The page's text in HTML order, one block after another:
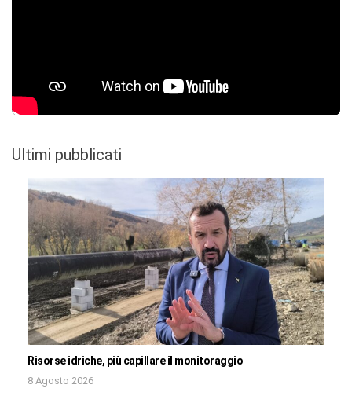
Ultimi pubblicati
Risorse idriche, più capillare il monitoraggio
8 Agosto 2026